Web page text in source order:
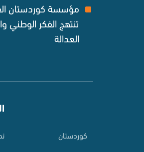
مؤسسة كوردستان
تنتهج الفكر
العدالة ‌
کوردستان